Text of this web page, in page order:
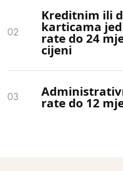
Kreditnim ili
karticama
rate do 24
cijeni
rate do 12